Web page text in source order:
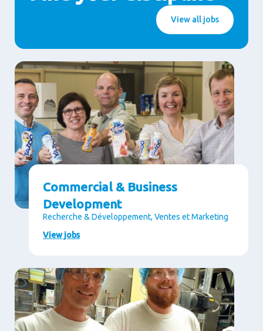
View all jobs
Commercial & Business
Development
Recherche & Développement, Ventes et Marketing
View jobs